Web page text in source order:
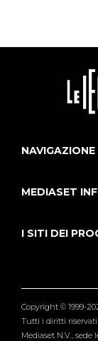
NAVIGAZIONE
Le Iene
Tutti i servizi
MEDIASET
I SITI DEI
Verissimo
Copyright © 1999-
Tutti i diritti riservati
Mediaset N.V.,